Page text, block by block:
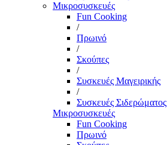
Μικροσυσκευές
Fun Cooking
/
Πρωινό
/
Σκούπες
/
Συσκευές Μαγειρικής
/
Συσκευές Σιδερώματος
Μικροσυσκευές
Fun Cooking
Πρωινό